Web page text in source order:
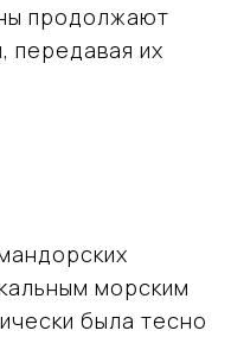
продолжают
передавая их
морским
была тесно